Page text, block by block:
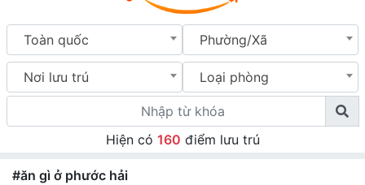
Toàn quốc Phường/Xã
Nơi lưu trú Loại phòng
Hiện có 160 điểm lưu trú
#ăn gì ở phước hải